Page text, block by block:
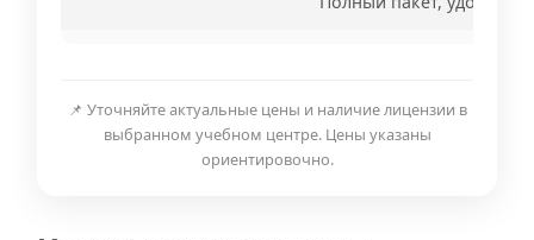
📌 Уточняйте актуальные цены и наличие лицензии в
выбранном учебном центре. Цены указаны
ориентировочно.